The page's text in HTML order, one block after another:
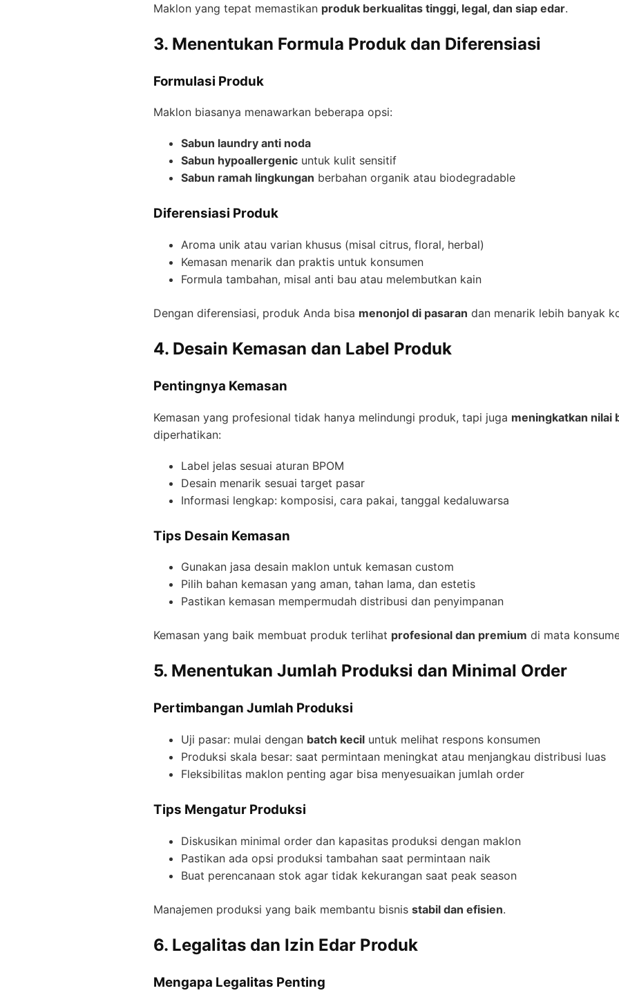
Maklon yang tepat memastikan produk berkualitas tinggi, legal, dan siap edar.
3. Menentukan Formula Produk dan Diferensiasi
Formulasi Produk
Maklon biasanya menawarkan beberapa opsi:
Sabun laundry anti noda
Sabun hypoallergenic untuk kulit sensitif
Sabun ramah lingkungan berbahan organik atau biodegradable
Diferensiasi Produk
Aroma unik atau varian khusus (misal citrus, floral, herbal)
Kemasan menarik dan praktis untuk konsumen
Formula tambahan, misal anti bau atau melembutkan kain
Dengan diferensiasi, produk Anda bisa menonjol di pasaran dan menarik lebih banyak
4. Desain Kemasan dan Label Produk
Pentingnya Kemasan
Kemasan yang profesional tidak hanya melindungi produk, tapi juga meningkatkan nilai
diperhatikan:
Label jelas sesuai aturan BPOM
Desain menarik sesuai target pasar
Informasi lengkap: komposisi, cara pakai, tanggal kedaluwarsa
Tips Desain Kemasan
Gunakan jasa desain maklon untuk kemasan custom
Pilih bahan kemasan yang aman, tahan lama, dan estetis
Pastikan kemasan mempermudah distribusi dan penyimpanan
Kemasan yang baik membuat produk terlihat profesional dan premium di mata
5. Menentukan Jumlah Produksi dan Minimal Order
Pertimbangan Jumlah Produksi
Uji pasar: mulai dengan batch kecil untuk melihat respons konsumen
Produksi skala besar: saat permintaan meningkat atau menjangkau distribusi luas
Fleksibilitas maklon penting agar bisa menyesuaikan jumlah order
Tips Mengatur Produksi
Diskusikan minimal order dan kapasitas produksi dengan maklon
Pastikan ada opsi produksi tambahan saat permintaan naik
Buat perencanaan stok agar tidak kekurangan saat peak season
Manajemen produksi yang baik membantu bisnis stabil dan efisien.
6. Legalitas dan Izin Edar Produk
Mengapa Legalitas Penting